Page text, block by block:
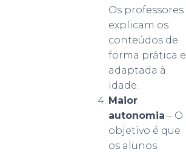
Os professores
explicam os
conteúdos de
forma prática e
adaptada à
idade.
Maior
autonomia – O
objetivo é que
os alunos